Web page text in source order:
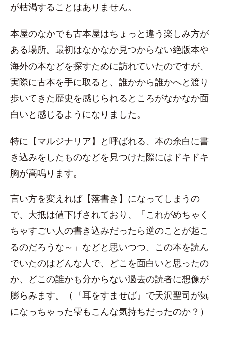
が枯渇することはありません。
本屋のなかでも古本屋はちょっと違う楽しみ方が
ある場所。最初はなかなか見つからない絶版本や
海外の本などを探すために訪れていたのですが、
実際に古本を手に取ると、誰かから誰かへと渡り
歩いてきた歴史を感じられるところがなかなか面
白いと感じるようになりました。
特に【マルジナリア】と呼ばれる、本の余白に書
き込みをしたものなどを見つけた際にはドキドキ
胸が高鳴ります。
言い方を変えれば【落書き】になってしまうの
で、大抵は値下げされており、「これがめちゃく
ちゃすごい人の書き込みだったら逆のことが起こ
るのだろうな～」などと思いつつ、この本を読ん
でいたのはどんな人で、どこを面白いと思ったの
か、どこの誰かも分からない過去の読者に想像が
膨らみます。（『耳をすませば』で天沢聖司が気
になっちゃった雫もこんな気持ちだったのか？）